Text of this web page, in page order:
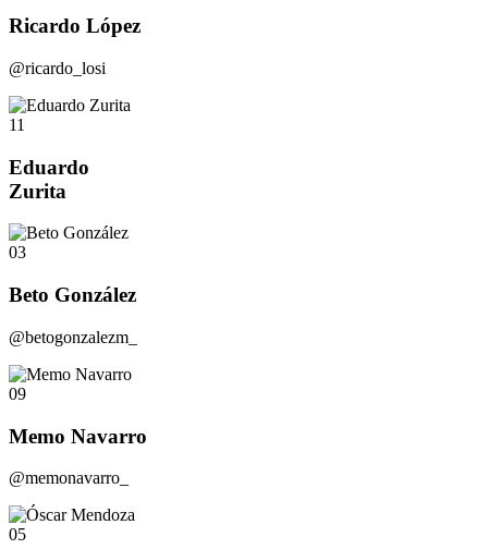
Ricardo López
@ricardo_losi
11
Eduardo
Zurita
03
Beto González
@betogonzalezm_
09
Memo Navarro
@memonavarro_
05